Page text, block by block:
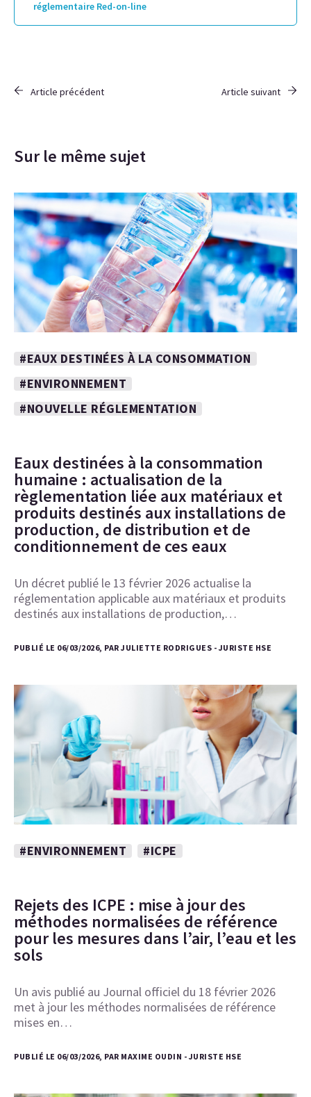
réglementaire Red-on-line
Article précédent Article suivant
Sur le même sujet
#EAUX DESTINÉES À LA CONSOMMATION
#ENVIRONNEMENT
#NOUVELLE RÉGLEMENTATION
Eaux destinées à la consommation
humaine : actualisation de la
règlementation liée aux matériaux et
produits destinés aux installations de
production, de distribution et de
conditionnement de ces eaux
Un décret publié le 13 février 2026 actualise la
réglementation applicable aux matériaux et produits
destinés aux installations de production,…
PUBLIÉ LE 06/03/2026, PAR JULIETTE RODRIGUES - JURISTE HSE
#ENVIRONNEMENT #ICPE
Rejets des ICPE : mise à jour des
méthodes normalisées de référence
pour les mesures dans l’air, l’eau et les
sols
Un avis publié au Journal officiel du 18 février 2026
met à jour les méthodes normalisées de référence
mises en…
PUBLIÉ LE 06/03/2026, PAR MAXIME OUDIN - JURISTE HSE